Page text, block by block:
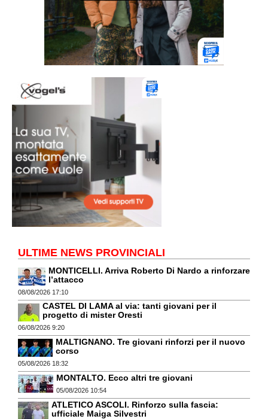
ULTIME NEWS PROVINCIALI
MONTICELLI. Arriva Roberto Di Nardo a rinforzare
l’attacco
08/08/2026 17:10
CASTEL DI LAMA al via: tanti giovani per il
progetto di mister Oresti
06/08/2026 9:20
MALTIGNANO. Tre giovani rinforzi per il nuovo
corso
05/08/2026 18:32
MONTALTO. Ecco altri tre giovani
05/08/2026 10:54
ATLETICO ASCOLI. Rinforzo sulla fascia:
ufficiale Maiga Silvestri